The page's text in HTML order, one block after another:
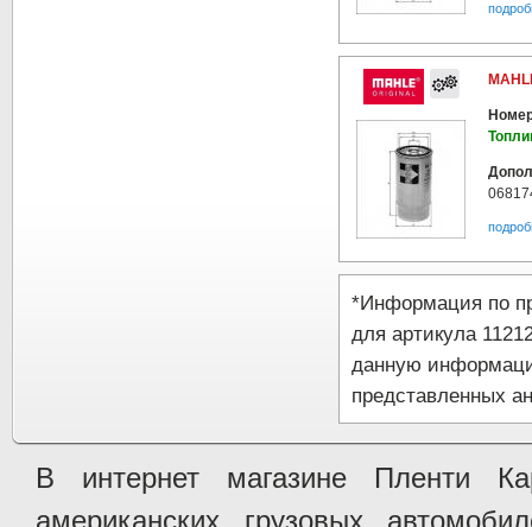
*Информация по
для артикула
данную
представленных
В интернет магазине Пленти
американских грузовых